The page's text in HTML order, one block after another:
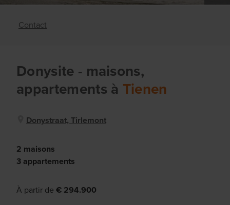
Contact
Donysite - maisons,
appartements à Tienen
Donystraat, Tirlemont
2 maisons
3 appartements
À partir de € 294.900